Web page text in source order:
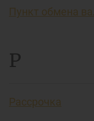
Пункт обмена
Р
Рассрочка